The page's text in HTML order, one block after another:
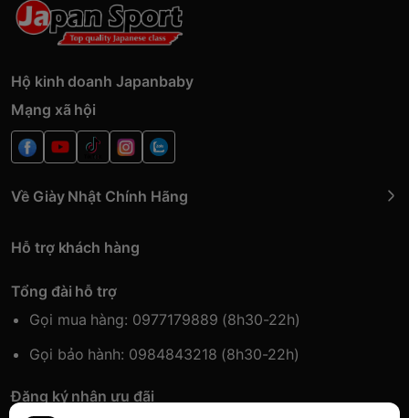
Hộ kinh doanh Japanbaby
Mạng xã hội
Về Giày Nhật Chính Hãng
Hỗ trợ khách hàng
Tổng đài hỗ trợ
Gọi mua hàng: 0977179889 (8h30-22h)
Gọi bảo hành: 0984843218 (8h30-22h)
Đăng ký nhận ưu đãi